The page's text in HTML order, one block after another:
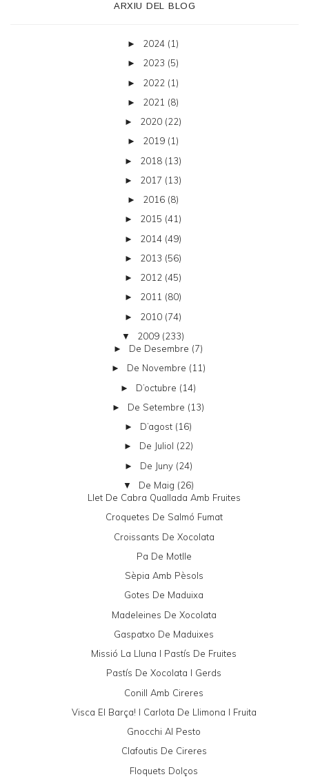
ARXIU DEL BLOG
► 2024 (1)
► 2023 (5)
► 2022 (1)
► 2021 (8)
► 2020 (22)
► 2019 (1)
► 2018 (13)
► 2017 (13)
► 2016 (8)
► 2015 (41)
► 2014 (49)
► 2013 (56)
► 2012 (45)
► 2011 (80)
► 2010 (74)
▼ 2009 (233)
► De Desembre (7)
► De Novembre (11)
► D’octubre (14)
► De Setembre (13)
► D’agost (16)
► De Juliol (22)
► De Juny (24)
▼ De Maig (26)
Llet De Cabra Quallada Amb Fruites
Croquetes De Salmó Fumat
Croissants De Xocolata
Pa De Motlle
Sèpia Amb Pèsols
Gotes De Maduixa
Madeleines De Xocolata
Gaspatxo De Maduixes
Missió La Lluna I Pastís De Fruites
Pastís De Xocolata I Gerds
Conill Amb Cireres
Visca El Barça! I Carlota De Llimona I Fruita
Gnocchi Al Pesto
Clafoutis De Cireres
Floquets Dolços